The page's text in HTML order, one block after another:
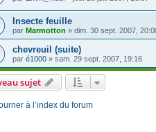
Insecte feuille
par Marmotton » dim. 30 sept. 2007,
chevreuil (suite)
par é1000 » sam. 29 sept. 2007, 19:16
sujet
à l’index du forum